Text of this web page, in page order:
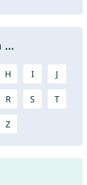
...
H I J
R S T
Z